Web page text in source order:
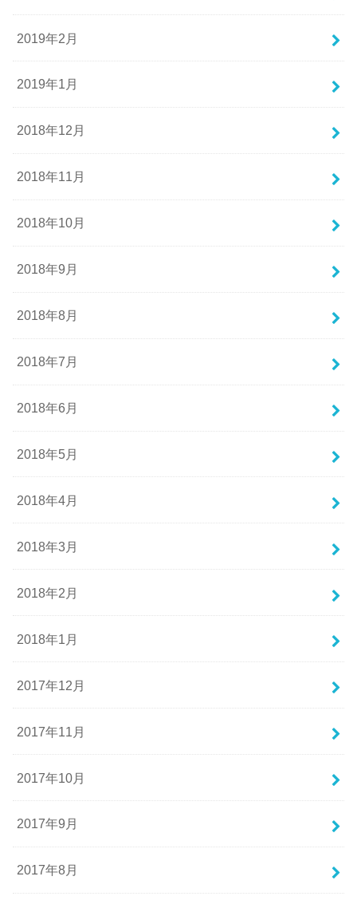
2019年2月
2019年1月
2018年12月
2018年11月
2018年10月
2018年9月
2018年8月
2018年7月
2018年6月
2018年5月
2018年4月
2018年3月
2018年2月
2018年1月
2017年12月
2017年11月
2017年10月
2017年9月
2017年8月